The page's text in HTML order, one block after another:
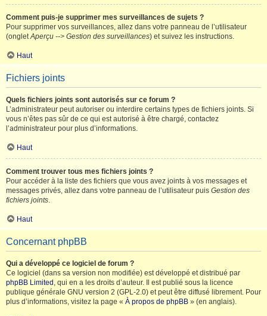
Comment puis-je supprimer mes surveillances de sujets ?
Pour supprimer vos surveillances, allez dans votre panneau de l’utilisateur
(ongletAperçu --> Gestion des surveillances) et suivez les instructions.
Haut
Fichiers joints
Quels fichiers joints sont autorisés sur ce forum ?
L’administrateur peut autoriser ou interdire certains types de fichiers joints. Si
vous n’êtes pas sûr de ce qui est autorisé à être chargé, contactez
l’administrateur pour plus d’informations.
Haut
Comment trouver tous mes fichiers joints ?
Pour accéder à la liste des fichiers que vous avez joints à vos messages et
messages privés, allez dans votre panneau de l’utilisateur puis Gestion des
fichiers joints.
Haut
Concernant phpBB
Qui a développé ce logiciel de forum ?
Ce logiciel (dans sa version non modifiée) est développé et distribué par
phpBB Limited , qui en a les droits d’auteur. Il est publié sous la licence
publique générale GNU version 2 (GPL-2.0) et peut être diffusé librement. Pour
plus d’informations, visitez la page « À propos de phpBB » (en anglais).